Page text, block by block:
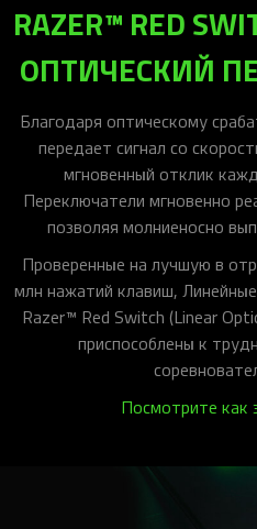
RAZER™ RED
ОПТИЧЕСКИЙ
Благодаря оптическому
передает сигнал со
мгновенный отклик
Переключатели мгновенно
позволяя молниеносно
Проверенные на лучшую в
млн нажатий клавиш,
Razer™ Red Switch (Linear
приспособлены к
Посмотрите как